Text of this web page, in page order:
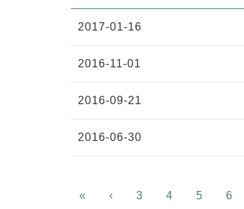
2017-01-16
2016-11-01
2016-09-21
2016-06-30
« Previous
‹ 3 4 5 6